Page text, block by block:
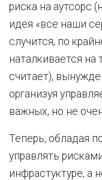
риска на аутсорс
идея «все наши
случится, по
наталкивается
считает),
организуя
важных, но не
Теперь, обладая
управлять
инфрастуктуре, а